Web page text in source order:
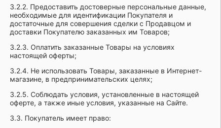
3.2.2. Предоставить достоверные персональные данные,
необходимые для идентификации Покупателя и
достаточные для совершения сделки с Продавцом и
доставки Покупателю заказанных им Товаров;
3.2.3. Оплатить заказанные Товары на условиях
настоящей оферты;
3.2.4. Не использовать Товары, заказанные в Интернет-
магазине, в предпринимательских целях;
3.2.5. Соблюдать условия, установленные в настоящей
оферте, а также иные условия, указанные на Сайте.
3.3. Покупатель имеет право: